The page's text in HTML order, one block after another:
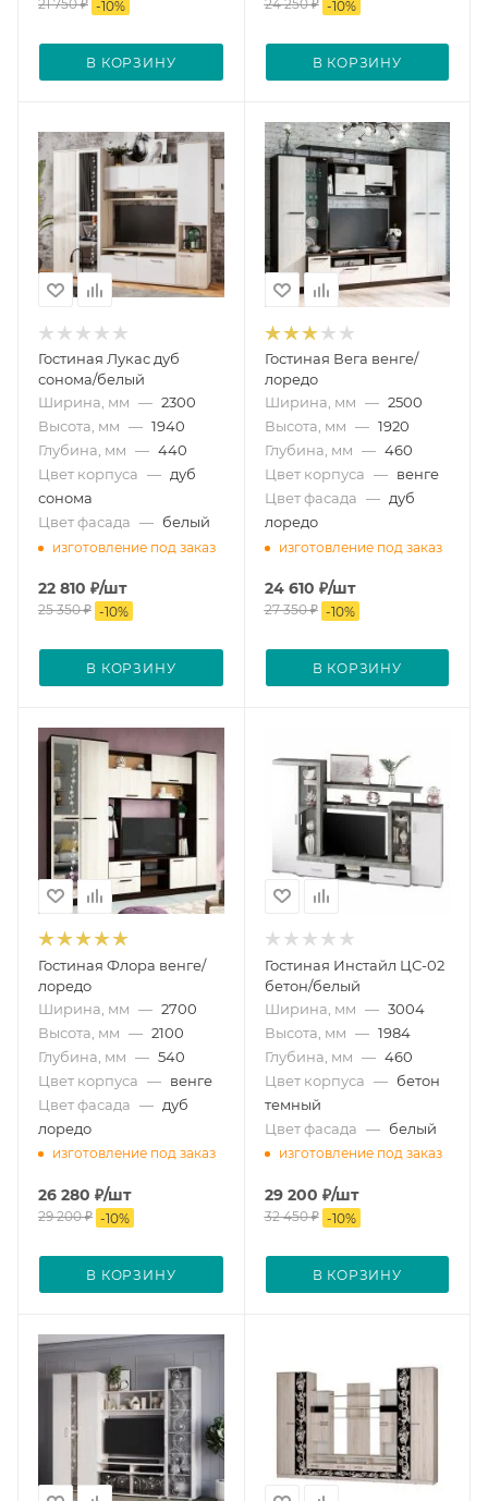
21 750₽ -10%
В КОРЗИНУ
24 250₽ -10%
В КОРЗИНУ
Гостиная Лукас дуб
сонома/белый
Ширина, мм — 2300
Высота, мм — 1940
Глубина, мм — 440
Цвет корпуса — дуб
сонома
Цвет фасада — белый
изготовление под заказ
22 810 ₽/шт
25 350₽ -10%
В КОРЗИНУ
Гостиная Вега венге/
лоредо
Ширина, мм — 2500
Высота, мм — 1920
Глубина, мм — 460
Цвет корпуса — венге
Цвет фасада — дуб
лоредо
изготовление под заказ
24 610 ₽/шт
27 350₽ -10%
В КОРЗИНУ
Гостиная Флора венге/
лоредо
Ширина, мм — 2700
Высота, мм — 2100
Глубина, мм — 540
Цвет корпуса — венге
Цвет фасада — дуб
лоредо
изготовление под заказ
26 280 ₽/шт
29 200₽ -10%
В КОРЗИНУ
Гостиная Инстайл ЦС-02
бетон/белый
Ширина, мм — 3004
Высота, мм — 1984
Глубина, мм — 460
Цвет корпуса — бетон
темный
Цвет фасада — белый
изготовление под заказ
29 200 ₽/шт
32 450₽ -10%
В КОРЗИНУ